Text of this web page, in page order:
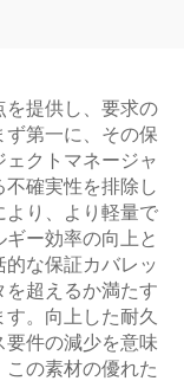
を提供し、要求の
第一に、その保
クトマネージャ
確実性を排除し
より、より軽量で
ー効率の向上と
な保証カバレッ
超えるか満たす
。向上した耐久
件の減少を意味
の素材の優れた